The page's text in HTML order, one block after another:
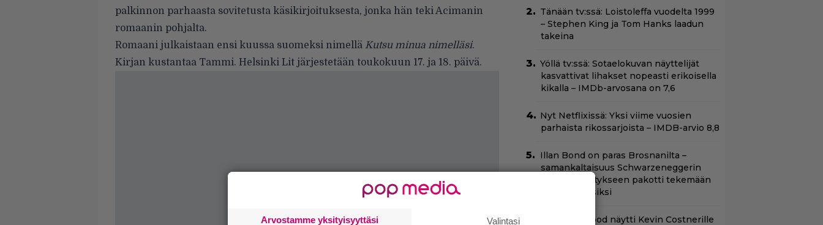
palkinnon parhaasta sovitetusta käsikirjoituksesta, jonka hän teki Acimanin
romaanin pohjalta.
Romaani julkaistaan ensi kuussa suomeksi nimellä Kutsu minua nimelläsi.
Kirjan kustantaa Tammi. Helsinki Lit järjestetään toukokuun 17. ja 18. päivä.
Tänään tv:ssä: Loistoleffa vuodelta 1999
– Stephen King ja Tom Hanks laadun
takeina
Yöllä tv:ssä: Sotaelokuvan näyttelijät
kasvattivat lihakset nopeasti erikoisella
kikalla – IMDb-arvosana on 7,6
Nyt Netflixissä: Yksi viime vuosien
parhaista rikossarjoista – IMDB-arvio 8,8
Illan Bond on paras Brosnanilta –
samankaltaisuus Schwarzeneggerin
toimintatykitykseen pakotti tekemään
kässärin uusiksi
Clint Eastwood näytti Kevin Costnerille
Arvostamme yksityisyyttäsi Valintasi